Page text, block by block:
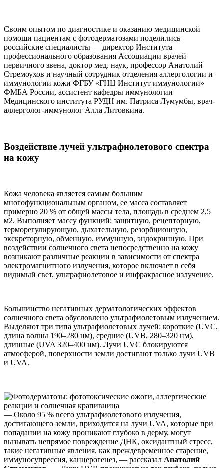
Своим опытом по диагностике и оказанию медицинской
помощи пациентам с фотодерматозами поделились
российские специалисты — директор Института
профессионального образования Ассоциации врачей
первичного звена, доктор мед. наук, профессор Анатолий
Стремоухов и научный сотрудник отделения аллергологии и
иммунологии кожи ФГБУ «ГНЦ Институт иммунологии»
ФМБА России, ассистент кафедры иммунологии
Медицинского института РУДН им. Патриса Лумумбы, врач-
аллерголог-иммунолог Алла Литовкина.
Воздействие лучей ультрафиолетового спектра
на кожу
Кожа человека является самым большим
многофункциональным органом, ее масса составляет
примерно 20 % от общей массы тела, площадь в среднем 2,5
м2. Выполняет массу функций: защитную, рецепторную,
терморегулирующую, дыхательную, резорбционную,
экскреторную, обменную, иммунную, эндокринную. При
воздействии солнечного света непосредственно на кожу
возникают различные реакции в зависимости от спектра
электромагнитного излучения, которое включает в себя
видимый свет, ультрафиолетовое и инфракрасное излучение.
Большинство негативных дерматологических эффектов
солнечного света обусловлено ультрафиолетовым излучением.
Выделяют три типа ультрафиолетовых лучей: короткие (UVC,
длина волны 190–280 нм), средние (UVB, 280–320 нм),
длинные (UVA 320–400 нм). Лучи UVC блокируются
атмосферой, поверхности земли достигают только лучи UVB
и UVA.
— Около 95 % всего ультрафиолетового излучения,
достигающего земли, приходится на лучи UVA, которые при
попадании на кожу проникают глубоко в дерму, могут
вызывать непрямое повреждение ДНК, оксидантный стресс,
такие негативные явления, как преждевременное старение,
иммуносупрессия, канцерогенез, — рассказал Анатолий